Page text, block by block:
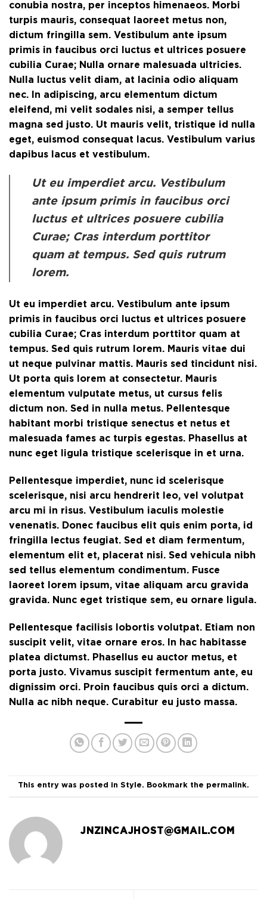
conubia nostra, per inceptos himenaeos. Morbi
turpis mauris, consequat laoreet metus non,
dictum fringilla sem. Vestibulum ante ipsum
primis in faucibus orci luctus et ultrices posuere
cubilia Curae; Nulla ornare malesuada ultricies.
Nulla luctus velit diam, at lacinia odio aliquam
nec. In adipiscing, arcu elementum dictum
eleifend, mi velit sodales nisi, a semper tellus
magna sed justo. Ut mauris velit, tristique id nulla
eget, euismod consequat lacus. Vestibulum varius
dapibus lacus et vestibulum.
Ut eu imperdiet arcu. Vestibulum
ante ipsum primis in faucibus orci
luctus et ultrices posuere cubilia
Curae; Cras interdum porttitor
quam at tempus. Sed quis rutrum
lorem.
Ut eu imperdiet arcu. Vestibulum ante ipsum
primis in faucibus orci luctus et ultrices posuere
cubilia Curae; Cras interdum porttitor quam at
tempus. Sed quis rutrum lorem. Mauris vitae dui
ut neque pulvinar mattis. Mauris sed tincidunt nisi.
Ut porta quis lorem at consectetur. Mauris
elementum vulputate metus, ut cursus felis
dictum non. Sed in nulla metus. Pellentesque
habitant morbi tristique senectus et netus et
malesuada fames ac turpis egestas. Phasellus at
nunc eget ligula tristique scelerisque in et urna.
Pellentesque imperdiet, nunc id scelerisque
scelerisque, nisi arcu hendrerit leo, vel volutpat
arcu mi in risus. Vestibulum iaculis molestie
venenatis. Donec faucibus elit quis enim porta, id
fringilla lectus feugiat. Sed et diam fermentum,
elementum elit et, placerat nisi. Sed vehicula nibh
sed tellus elementum condimentum. Fusce
laoreet lorem ipsum, vitae aliquam arcu gravida
gravida. Nunc eget tristique sem, eu ornare ligula.
Pellentesque facilisis lobortis volutpat. Etiam non
suscipit velit, vitae ornare eros. In hac habitasse
platea dictumst. Phasellus eu auctor metus, et
porta justo. Vivamus suscipit fermentum ante, eu
dignissim orci. Proin faucibus quis orci a dictum.
Nulla ac nibh neque. Curabitur eu justo massa.
This entry was posted in Style. Bookmark the permalink.
JNZINCAJHOST@GMAIL.COM